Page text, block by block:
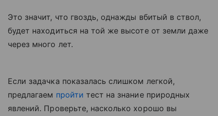
Это значит, что гвоздь, однажды вбитый в ствол,
будет находиться на той же высоте от земли даже
через много лет.
Если задачка показалась слишком легкой,
предлагаем пройти тест на знание природных
явлений. Проверьте, насколько хорошо вы